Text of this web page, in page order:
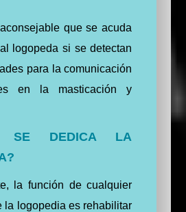
que se acuda
logopeda si se detectan
para la comunicación
en la masticación y
SE DEDICA LA
la función de cualquier
la logopedia es rehabilitar